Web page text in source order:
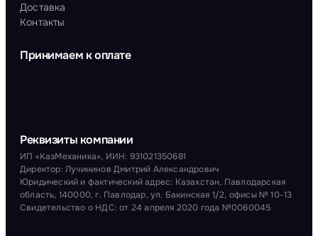
Доставка
Контакты
Принимаем к оплате
Реквизиты компании
ИП «КазМеханика», ИИН: 931021350681
Директор: Лучининов Дмитрий Александрович
Юридический и фактический адрес: Казахстан, Павлодарская
область, 140000, г. Павлодар, ул. Бакинская 1/2, офисы № 10-13
Свидетельство о НДС: от 24 апреля 2020 года №0060045